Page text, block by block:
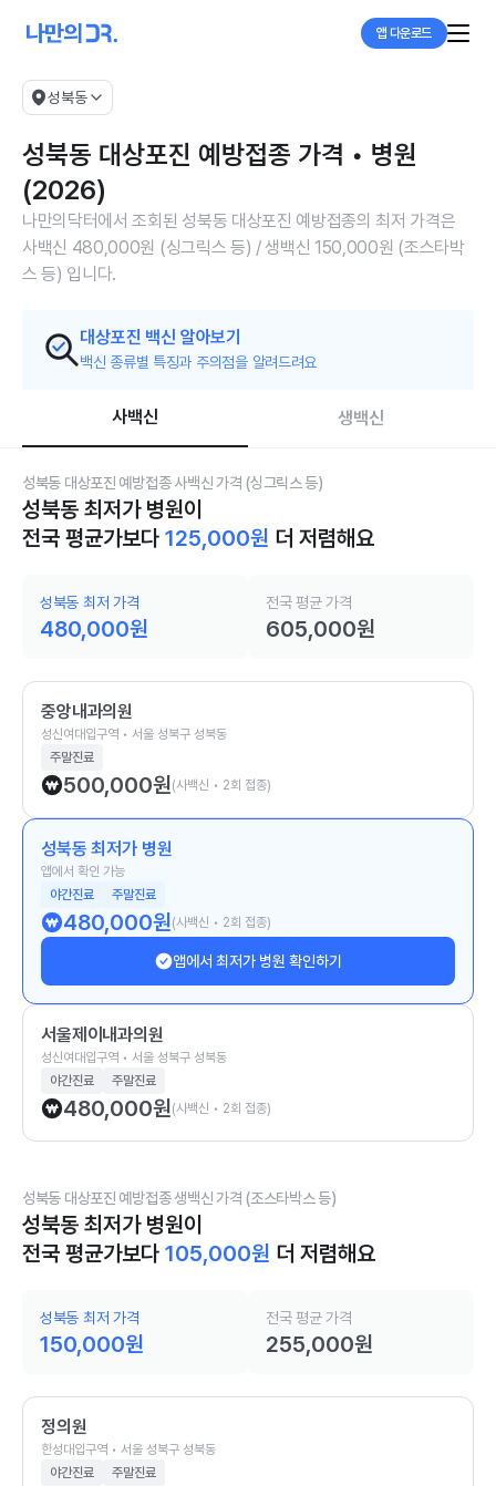
앱 다운로드
성북동
성북동 대상포진 예방접종 가격 • 병원
(2026)
나만의닥터에서 조회된 성북동 대상포진 예방접종의 최저 가격은
사백신 480,000원 (싱그릭스 등) / 생백신 150,000원 (조스타박
스 등) 입니다.
대상포진 백신 알아보기
백신 종류별 특징과 주의점을 알려드려요
사백신 생백신
성북동 대상포진 예방접종 사백신 가격 (싱그릭스 등)
성북동 최저가 병원이
전국 평균가보다 125,000원 더 저렴해요
성북동 최저 가격
480,000원
전국 평균 가격
605,000원
중앙내과의원
성신여대입구역 • 서울 성북구 성북동
주말진료
500,000원(사백신 • 2회 접종)
성북동 최저가 병원
앱에서 확인 가능
야간진료
주말진료
480,000원(사백신 • 2회 접종)
앱에서 최저가 병원 확인하기
서울제이내과의원
성신여대입구역 • 서울 성북구 성북동
야간진료
주말진료
480,000원(사백신 • 2회 접종)
성북동 대상포진 예방접종 생백신 가격 (조스타박스 등)
성북동 최저가 병원이
전국 평균가보다 105,000원 더 저렴해요
성북동 최저 가격
150,000원
전국 평균 가격
255,000원
정의원
한성대입구역 • 서울 성북구 성북동
야간진료
주말진료